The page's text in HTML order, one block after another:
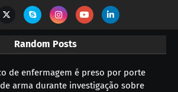
Random Posts
de enfermagem é preso por porte
arma durante investigação sobre